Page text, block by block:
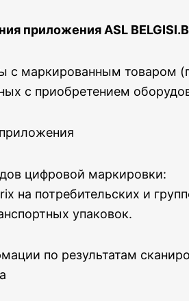
приложения ASL
с маркированным товаром
с приобретением
цифровой маркировки:
на потребительских и
упаковок.
по результатам